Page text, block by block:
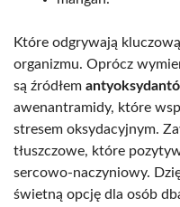
Które odgrywają
organizmu. Oprócz
są źródłem
awenantramidy, które
stresem oksydacyjnym.
tłuszczowe, które
sercowo-naczyniowy.
świetną opcję dla osób